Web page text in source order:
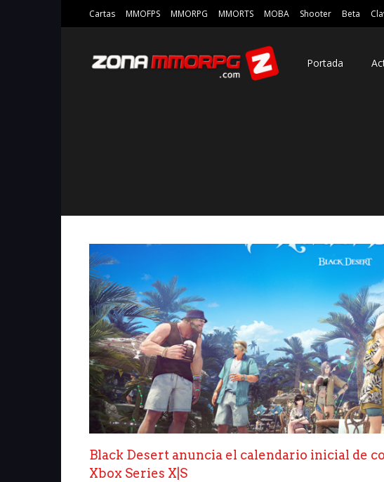
Cartas MMOFPS MMORPG MMORTS MOBA Shooter Beta
Portada
Black Desert anuncia el calendario inicial de
Xbox Series X|S